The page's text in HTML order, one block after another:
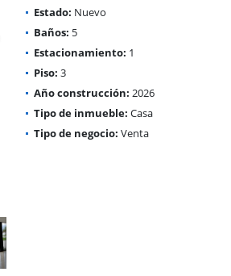
Estado: Nuevo
Baños: 5
Estacionamiento: 1
Piso: 3
Año construcción: 2026
Tipo de inmueble: Casa
Tipo de negocio: Venta